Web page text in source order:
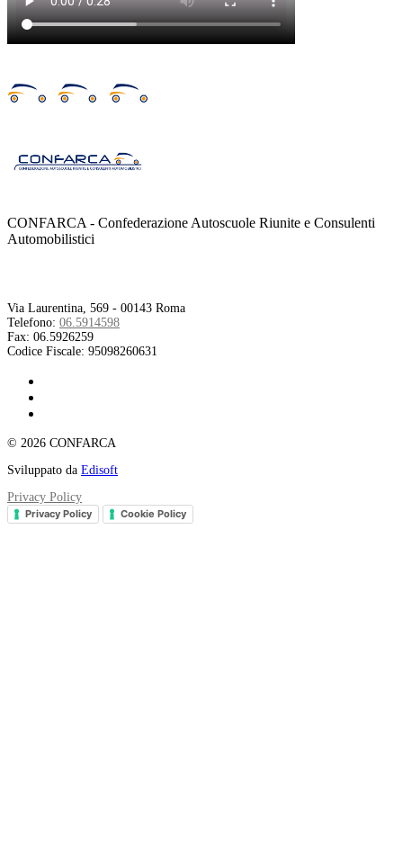
CONFARCA - Confederazione Autoscuole Riunite e Consulenti
Automobilistici
Via Laurentina, 569 - 00143 Roma
Telefono: 06.5914598
Fax: 06.5926259
Codice Fiscale: 95098260631
© 2026 CONFARCA
Sviluppato da Edisoft
Privacy Policy
Privacy Policy Cookie Policy